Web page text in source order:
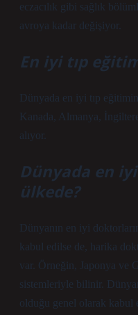
eczacılık gibi sağlık
avroya kadar değişiyor.
En iyi tıp
Dünyada en iyi tıp
Kanada, Almanya,
alıyor.
Dünyada en
ülkede?
Dünyanın en iyi
kabul edilse de, harika
var. Örneğin, Japonya ve
sistemleriyle bilinir.
olduğu genel olarak kabul